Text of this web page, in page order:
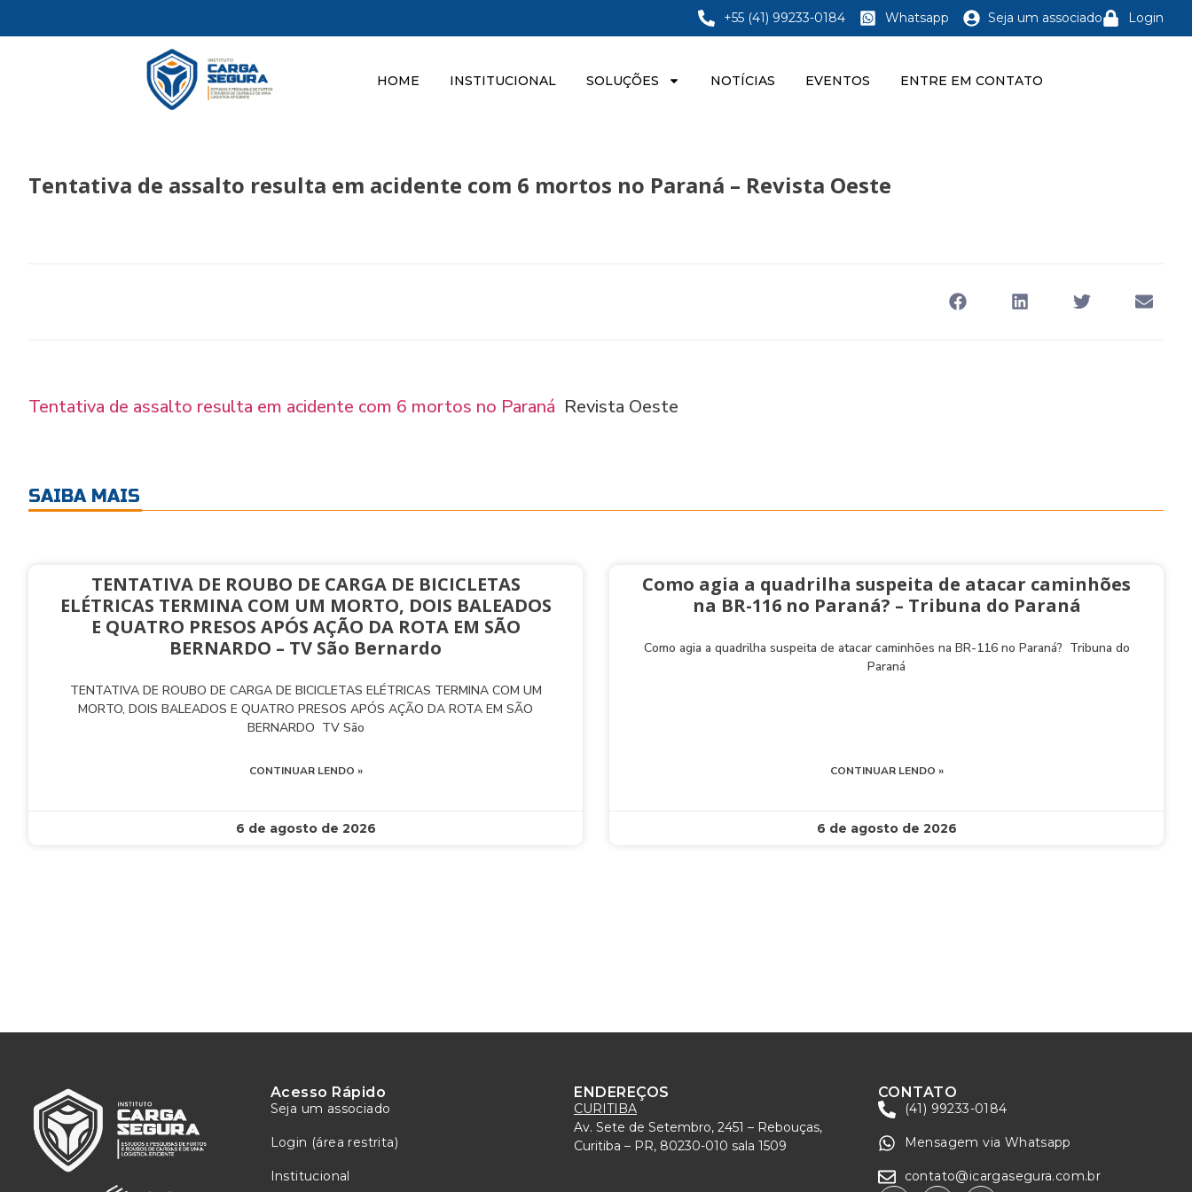
+55 (41) 99233-0184 Whatsapp Seja um associado Login
HOME INSTITUCIONAL SOLUÇÕES NOTÍCIAS EVENTOS ENTRE EM CONTATO
Tentativa de assalto resulta em acidente com 6 mortos no Paraná – Revista Oeste
Tentativa de assalto resulta em acidente com 6 mortos no Paraná Revista Oeste
SAIBA MAIS
TENTATIVA DE ROUBO DE CARGA DE BICICLETAS
ELÉTRICAS TERMINA COM UM MORTO, DOIS BALEADOS
E QUATRO PRESOS APÓS AÇÃO DA ROTA EM SÃO
BERNARDO – TV São Bernardo
TENTATIVA DE ROUBO DE CARGA DE BICICLETAS ELÉTRICAS TERMINA COM UM
MORTO, DOIS BALEADOS E QUATRO PRESOS APÓS AÇÃO DA ROTA EM SÃO
BERNARDO TV São
CONTINUAR LENDO »
6 de agosto de 2026
Como agia a quadrilha suspeita de atacar caminhões
na BR-116 no Paraná? – Tribuna do Paraná
Como agia a quadrilha suspeita de atacar caminhões na BR-116 no Paraná? Tribuna do
Paraná
CONTINUAR LENDO »
6 de agosto de 2026
Acesso Rápido
Seja um associado
Login (área restrita)
Institucional
ENDEREÇOS
CURITIBA
Av. Sete de Setembro, 2451 – Rebouças,
Curitiba – PR, 80230-010 sala 1509
CONTATO
(41) 99233-0184
Mensagem via Whatsapp
contato@icargasegura.com.br